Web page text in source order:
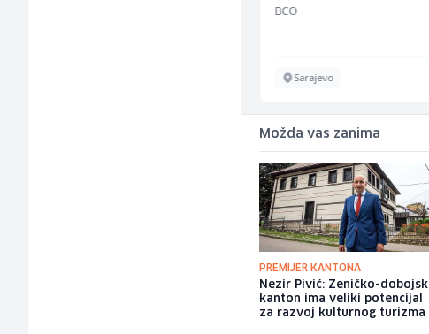
BCO
Sarajevo
Možda vas zanima
PREMIJER KANTONA
Nezir Pivić: Zeničko-dobojski
kanton ima veliki potencijal
za razvoj kulturnog turizma